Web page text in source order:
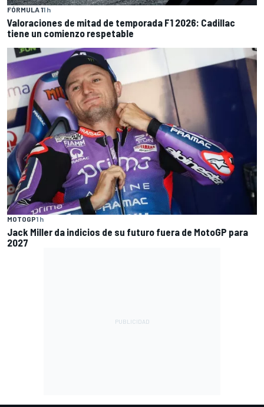
FÓRMULA 11 h
Valoraciones de mitad de temporada F1 2026: Cadillac
tiene un comienzo respetable
MOTOGP1 h
Jack Miller da indicios de su futuro fuera de MotoGP para
2027